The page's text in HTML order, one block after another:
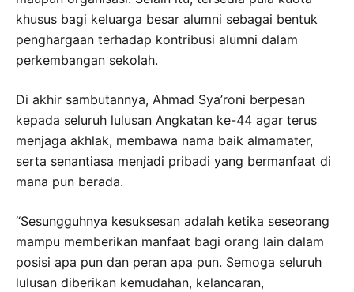
khusus bagi keluarga besar alumni sebagai bentuk
penghargaan terhadap kontribusi alumni dalam
perkembangan sekolah.
Di akhir sambutannya, Ahmad Sya’roni berpesan
kepada seluruh lulusan Angkatan ke-44 agar terus
menjaga akhlak, membawa nama baik almamater,
serta senantiasa menjadi pribadi yang bermanfaat di
mana pun berada.
“Sesungguhnya kesuksesan adalah ketika seseorang
mampu memberikan manfaat bagi orang lain dalam
posisi apa pun dan peran apa pun. Semoga seluruh
lulusan diberikan kemudahan, kelancaran,